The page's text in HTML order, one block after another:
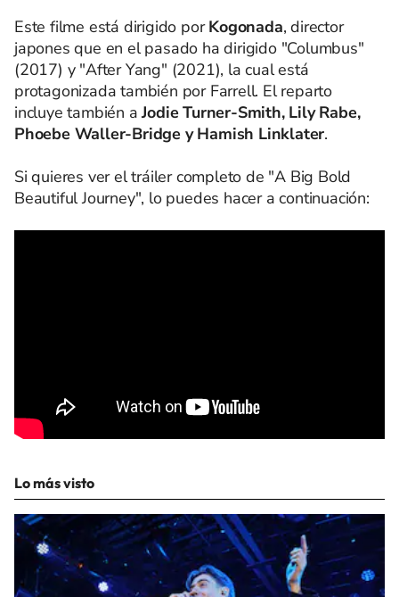
Este filme está dirigido porKogonada, director
japones que en el pasado ha dirigido "Columbus"
(2017) y "After Yang" (2021), la cual está
protagonizada también por Farrell. El reparto
incluye también aJodie Turner-Smith, Lily Rabe,
Phoebe Waller-Bridge y Hamish Linklater.
Si quieres ver el tráiler completo de "A Big Bold
Beautiful Journey", lo puedes hacer a continuación:
Lo más visto